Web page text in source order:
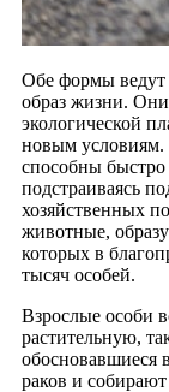
Обе формы
образ жизни. Они
экологической
новым условиям.
способны
подстраиваясь
хозяйственных
животные,
которых в
тысяч особей.
Взрослые особи
растительную,
обосновавшиеся
раков и